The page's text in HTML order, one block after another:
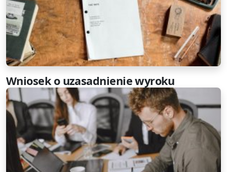
Wniosek o uzasadnienie wyroku